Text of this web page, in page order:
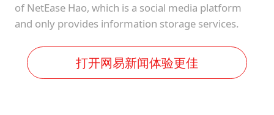
of NetEase Hao, which is a social media platform
and only provides information storage services.
打开网易新闻体验更佳